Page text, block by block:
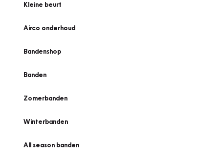
Kleine beurt
Airco onderhoud
Bandenshop
Banden
Zomerbanden
Winterbanden
All season banden